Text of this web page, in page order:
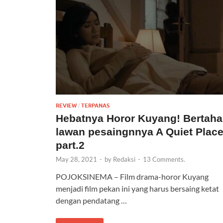
REVIEW / TERPANAS
Hebatnya Horor Kuyang!
lawan pesaingnnya A Quiet Place
part.2
May 28, 2021 - by Redaksi - 13 Comments.
POJOKSINEMA – Film drama-horor Kuyang
menjadi film pekan ini yang harus bersaing ketat
dengan pendatang …